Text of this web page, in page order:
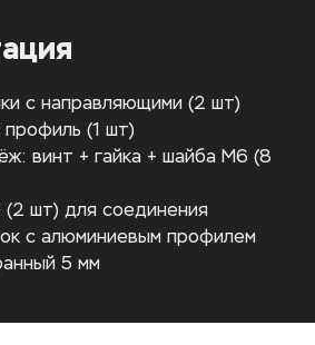
с направляющими (2 шт)
(1 шт)
винт + гайка + шайба М6 (8
шт) для соединения
с алюминиевым профилем
5 мм